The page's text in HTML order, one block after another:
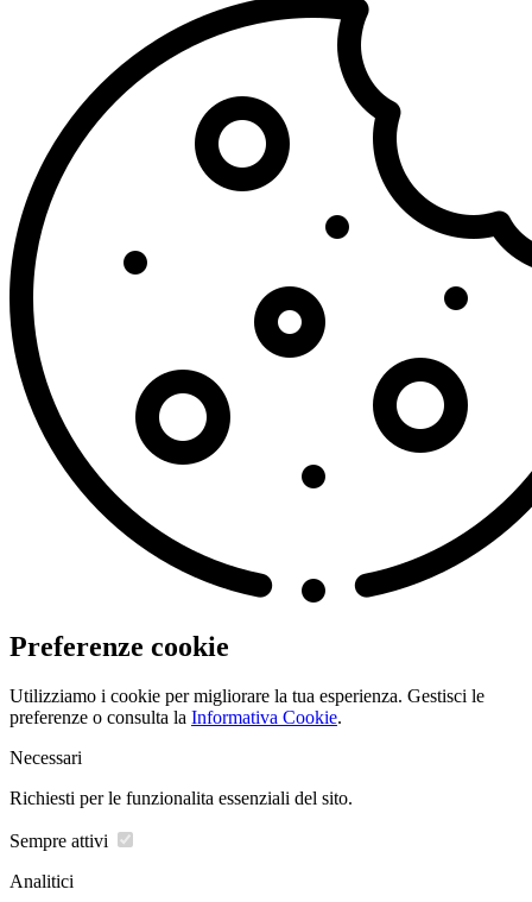
Preferenze cookie
Utilizziamo i cookie per migliorare la tua esperienza. Gestisci le
preferenze o consulta la Informativa Cookie.
Necessari
Richiesti per le funzionalita essenziali del sito.
Sempre attivi
Analitici